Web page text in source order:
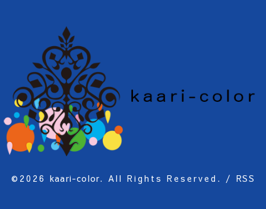
©2026kaari-color. All Rights Reserved. /RSS